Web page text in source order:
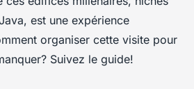
est une expérience
organiser cette visite pour
Suivez le guide!